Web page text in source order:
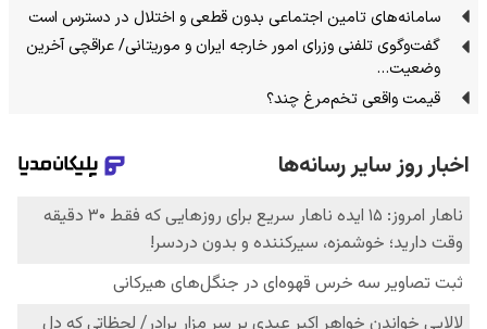
سامانه‌های تامین اجتماعی بدون قطعی و اختلال در دسترس است
گفت‌وگوی تلفنی وزرای امور خارجه ایران و موریتانی/ عراقچی آخرین
وضعیت…
قیمت واقعی تخم‌مرغ چند؟